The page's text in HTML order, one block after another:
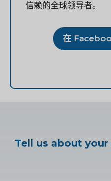
信赖的全球领导者。
在
Tell us about